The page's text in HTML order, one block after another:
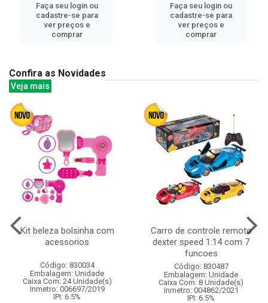
Faça seu login ou
cadastre-se para
ver preços e
comprar
Faça seu login ou
cadastre-se para
ver preços e
comprar
Confira as Novidades
Veja mais
Kit beleza bolsinha com
acessorios
Código: 830034
Embalagem: Unidade
Caixa Com: 24 Unidade(s)
Inmetro: 006697/2019
IPI: 6.5%
Carro de controle remoto
dexter speed 1:14 com 7
funcoes
Código: 830487
Embalagem: Unidade
Caixa Com: 8 Unidade(s)
Inmetro: 004862/2021
IPI: 6.5%